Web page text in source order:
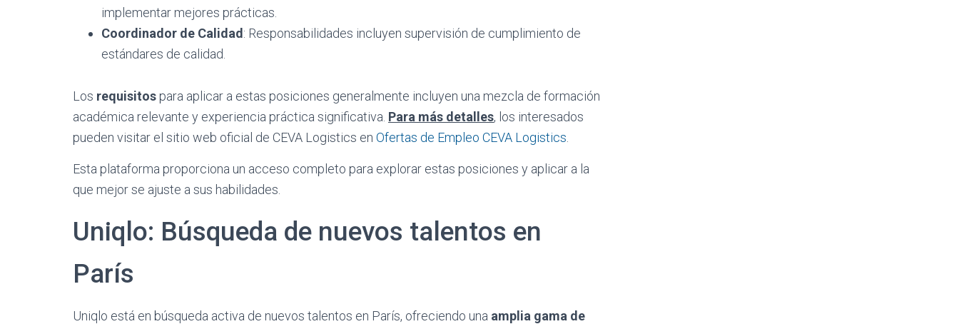
implementar mejores prácticas.
Coordinador de Calidad : Responsabilidades incluyen supervisión de cumplimiento de
estándares de calidad.
Los requisitos para aplicar a estas posiciones generalmente incluyen una mezcla de formación
académica relevante y experiencia práctica significativa. Para más detalles, los interesados
pueden visitar el sitio web oficial de CEVA Logistics en Ofertas de Empleo CEVA Logistics
Esta plataforma proporciona un acceso completo para explorar estas posiciones y aplicar a la
que mejor se ajuste a sus habilidades.
Uniqlo: Búsqueda de nuevos talentos en
París
Uniqlo está en búsqueda activa de nuevos talentos en París, ofreciendo una amplia gama de